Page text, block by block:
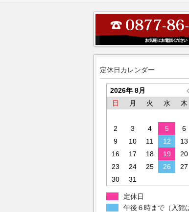
定休日カレンダー
2026年 8月
日
月 火 水 木
2
3 4 5 6
9
10 11 12 13
16
17 18 19 20
23
24 25 26 27
30
31
定休日
午後６時まで（入館